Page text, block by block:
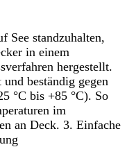
standzuhalten,
in einem
hergestellt.
beständig gegen
°C bis +85 °C). So
im
an Deck. 3. Einfache